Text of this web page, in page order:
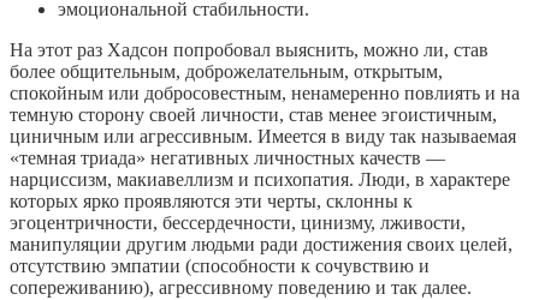
эмоциональной стабильности.
На этот раз Хадсон попробовал выяснить, можно ли, став
более общительным, доброжелательным, открытым,
спокойным или добросовестным, ненамеренно повлиять и на
темную сторону своей личности, став менее эгоистичным,
циничным или агрессивным. Имеется в виду так называемая
«темная триада» негативных личностных качеств —
нарциссизм, макиавеллизм и психопатия. Люди, в характере
которых ярко проявляются эти черты, склонны к
эгоцентричности, бессердечности, цинизму, лживости,
манипуляции другим людьми ради достижения своих целей,
отсутствию эмпатии (способности к сочувствию и
сопереживанию), агрессивному поведению и так далее.